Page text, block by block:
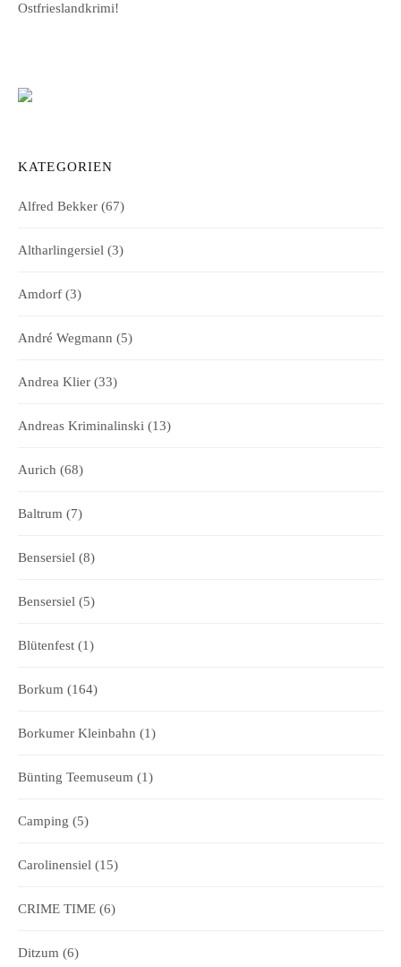
Ostfrieslandkrimi!
KATEGORIEN
Alfred Bekker (67)
Altharlingersiel (3)
Amdorf (3)
André Wegmann (5)
Andrea Klier (33)
Andreas Kriminalinski (13)
Aurich (68)
Baltrum (7)
Bensersiel (8)
Bensersiel (5)
Blütenfest (1)
Borkum (164)
Borkumer Kleinbahn (1)
Bünting Teemuseum (1)
Camping (5)
Carolinensiel (15)
CRIME TIME (6)
Ditzum (6)